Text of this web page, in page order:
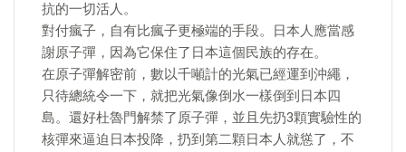
抗的一切活人。
對付瘋子，自有比瘋子更極端的手段。日本人應當感
謝原子彈，因為它保住了日本這個民族的存在。
在原子彈解密前，數以千噸計的光氣已經運到沖繩，
只待總統令一下，就把光氣像倒水一樣倒到日本四
島。還好杜魯門解禁了原子彈，並且先扔3顆實驗性的
核彈來逼迫日本投降，扔到第二顆日本人就慫了，不